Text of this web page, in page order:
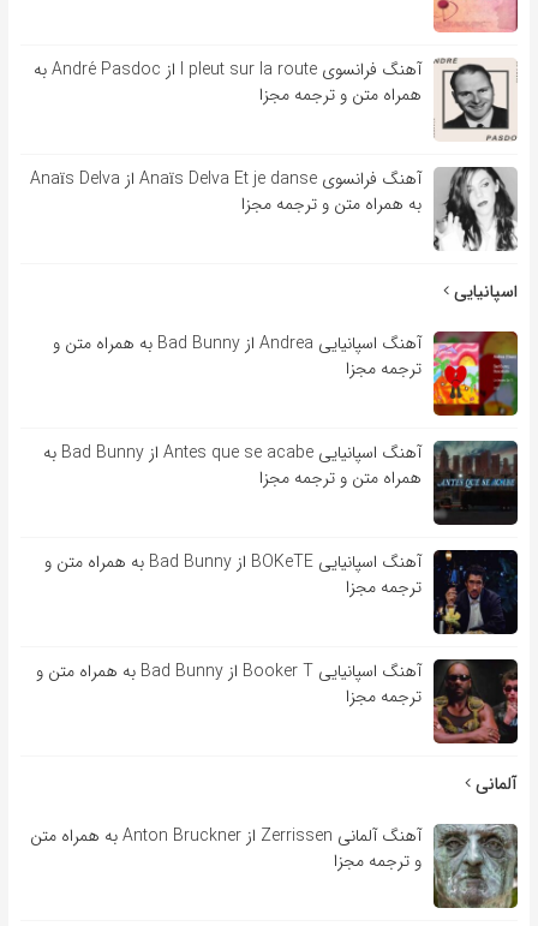
آهنگ فرانسوی l pleut sur la route از André Pasdoc به
همراه متن و ترجمه مجزا
آهنگ فرانسوی Anaïs Delva Et je danse از Anaïs Delva
به همراه متن و ترجمه مجزا
اسپانیایی
آهنگ اسپانیایی Andrea از Bad Bunny به همراه متن و
ترجمه مجزا
آهنگ اسپانیایی Antes que se acabe از Bad Bunny به
همراه متن و ترجمه مجزا
آهنگ اسپانیایی BOKeTE از Bad Bunny به همراه متن و
ترجمه مجزا
آهنگ اسپانیایی Booker T از Bad Bunny به همراه متن و
ترجمه مجزا
آلمانی
آهنگ آلمانی Zerrissen از Anton Bruckner به همراه متن
و ترجمه مجزا